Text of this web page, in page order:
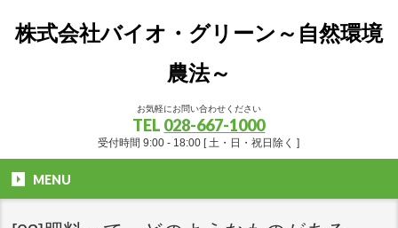
株式会社バイオ・グリーン～自然環境
農法～
お気軽にお問い合わせください
TEL 028-667-1000
受付時間 9:00 - 18:00 [ 土・日・祝日除く ]
MENU